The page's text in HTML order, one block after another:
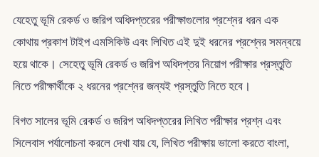
যেহেতু ভূমি রেকর্ড ও জরিপ অধিদপ্তরের পরীক্ষাগুলোর প্রশ্নের ধরন এক
কোথায় প্রকাশ টাইপ এমসিকিউ এবং লিখিত এই দুই ধরনের প্রশ্নের সমন্বয়ে
হয়ে থাকে। সেহেতু ভূমি রেকর্ড ও জরিপ অধিদপ্তর নিয়োগ পরীক্ষার প্রস্তুতি
নিতে পরীক্ষার্থীকে ২ ধরনের প্রশ্নের জন্যই প্রস্তুতি নিতে হবে।
বিগত সালের ভূমি রেকর্ড ও জরিপ অধিদপ্তরের লিখিত পরীক্ষার প্রশ্ন এবং
সিলেবাস পর্যালোচনা করলে দেখা যায় যে, লিখিত পরীক্ষায় ভালো করতে বাংলা,